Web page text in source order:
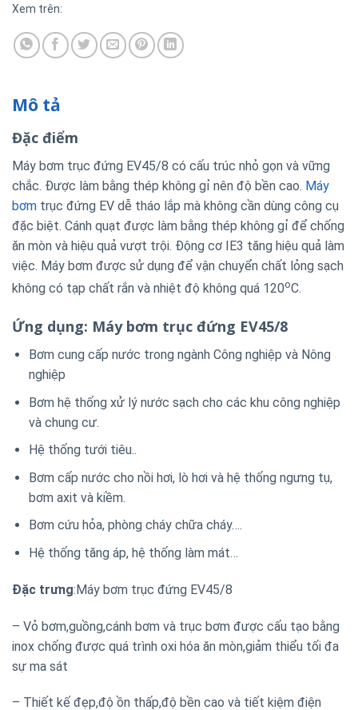
Xem trên:
Mô tả
Đặc điểm
Máy bơm trục đứng EV45/8 có cấu trúc nhỏ gọn và vững
chắc. Được làm bằng thép không gỉ nên độ bền cao. Máy
bơm trục đứng EV dễ tháo lắp mà không cần dùng công cụ
đặc biệt. Cánh quạt được làm bằng thép không gỉ để chống
ăn mòn và hiệu quả vượt trội. Động cơ IE3 tăng hiệu quả làm
việc. Máy bơm được sử dụng để vận chuyển chất lỏng sạch
không có tạp chất rắn và nhiệt độ không quá 120oC.
Ứng dụng: Máy bơm trục đứng EV45/8
Bơm cung cấp nước trong ngành Công nghiệp và Nông
nghiệp
Bơm hệ thống xử lý nước sạch cho các khu công nghiệp
và chung cư.
Hệ thống tưới tiêu..
Bơm cấp nước cho nồi hơi, lò hơi và hệ thống ngưng tụ,
bơm axit và kiềm.
Bơm cứu hỏa, phòng cháy chữa cháy….
Hệ thống tăng áp, hệ thống làm mát…
Đặc trưng:Máy bơm trục đứng EV45/8
– Vỏ bơm,guồng,cánh bơm và trục bơm được cấu tạo bằng
inox chống được quá trình oxi hóa ăn mòn,giảm thiểu tối đa
sự ma sát
– Thiết kế đẹp,độ ồn thấp,độ bền cao và tiết kiệm điện